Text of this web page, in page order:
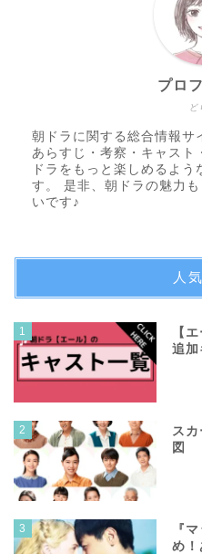
ど
プロ
朝ドラに関する総合情報サ
あらすじ・考察・キャスト
ドラをもっと楽しめるよ
す。 是非、朝ドラの魅力
いです♪
人
1
【
追加
2
ス
図
3
『
め！